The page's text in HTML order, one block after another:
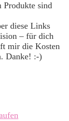
Produkte sind
diese Links
– für dich
mir die Kosten
Danke! :-)